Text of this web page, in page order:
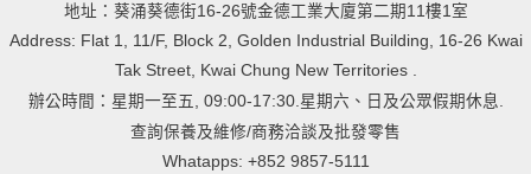
地址：葵涌葵德街16-26號金德工業大廈第二期11樓1室
Address: Flat 1, 11/F, Block 2, Golden Industrial Building, 16-26 Kwai
Tak Street, Kwai Chung New Territories .
辦公時間：星期一至五, 09:00-17:30.星期六、日及公眾假期休息.
查詢保養及維修/商務洽談及批發零售
Whatapps: +852 9857-5111